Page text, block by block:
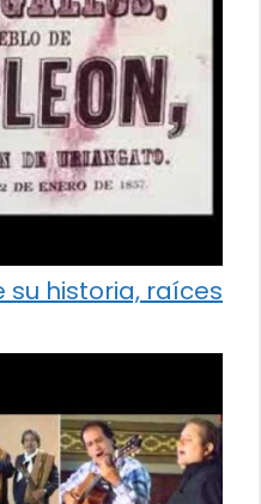
su historia, raíces